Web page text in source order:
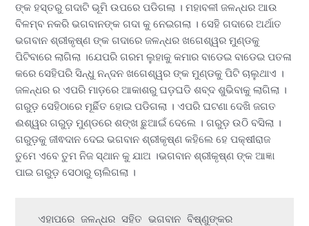
ଙ୍କ ହସ୍ତରୁ ଗଦାଟି ଭୂମି ଉପରେ ପଡିଗଲା । ମହାବଳୀ ଜଳନ୍ଧର ଆଉ
ବିଳମ୍ବ ନକରି ଭଗବାନଙ୍କ ଗଦା କୁ ନେଇଗଲା । ସେହି ଗଦାରେ ଅର୍ଥାତ
ଭଗବାନ ଶ୍ରୀକୃଷ୍ଣ ଙ୍କ ଗଦାରେ ଜଳନ୍ଧର ଖଗେଶ୍ୱର ମୁଣ୍ଡକୁ
ପିଟିବାରେ ଲାଗିଲା ।ଯେପରି ଗରମ ଲୁହାକୁ କମାର ବାଡେଇ ବାଡେଇ ପତଳା
କରେ ସେହିପରି ସିନ୍ଧୁ ନନ୍ଦନ ଖଗେଶ୍ୱର ଙ୍କ ମୁଣ୍ଡକୁ ପିଟି ଚାଲୁଥାଏ ।
ଜଳନ୍ଧର ର ଏପରି ମାଡ଼ରେ ଆକାଶରୁ ଘଡ଼ଘଡି ଶବ୍ଦ ଶୁଭିବାକୁ ଲାଗିଲା ।
ଗରୁଡ଼ ସେହିଠାରେ ମୂର୍ଛିତ ହୋଇ ପଡିଗଲା । ଏପରି ଘଟଣା ଦେଖି ଜଗତ
ଈଶ୍ୱର ଗରୁଡ଼ ମୁଣ୍ଡରେ ଶଙ୍ଖ ଛୁଆଇଁ ଦେଲେ । ଗରୁଡ଼ ଉଠି ବସିଲା ।
ଗରୁଡ଼କୁ ଜୀଵଦାନ ଦେଇ ଭଗବାନ ଶ୍ରୀକୃଷ୍ଣ କହିଲେ ହେ ପକ୍ଷୀରାଜ
ତୁମେ ଏବେ ତୁମ ନିଜ ସ୍ଥାନ କୁ ଯାଅ ।ଭଗବାନ ଶ୍ରୀକୃଷ୍ଣ ଙ୍କ ଆଜ୍ଞା
ପାଇ ଗରୁଡ଼ ସେଠାରୁ ଚାଲିଗଲା ।